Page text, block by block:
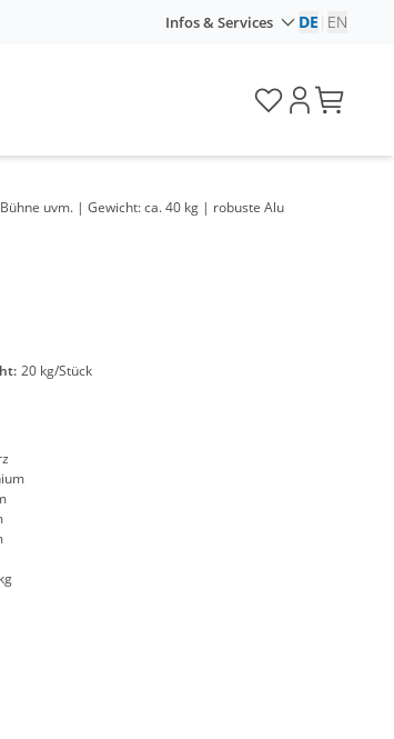
Infos & Services DE EN
uvm. | Gewicht: ca. 40 kg | robuste Alu
20 kg/Stück